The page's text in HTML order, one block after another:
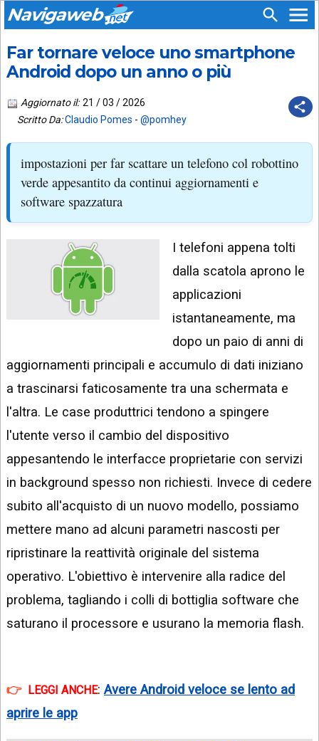
Navigaweb
HOME
SIAMO
SUPPORTO
CONTATTA
PIÙ
LETTI
ARCHIVIO
ARGOMENTI:
IPHONE
ANDROID
AI
APPS
APPS
TECNOLOGIA
STRUMENTI
WEB
SEGUICI
SU:
APP
ANDROID
EMAIL
TELEGRAM
TIKTOK
YOUTUBE
NEWS
LINKEDIN
Far tornare veloce uno smartphone
Android dopo un anno o più
Aggiornato il: 21 / 03 / 2026
Scritto Da:Claudio Pomes - @pomhey
impostazioni per far scattare un telefono col robottino
verde appesantito da continui aggiornamenti e
software spazzatura
I telefoni appena tolti
dalla scatola aprono le
applicazioni
istantaneamente, ma
dopo un paio di anni di
aggiornamenti principali e accumulo di dati iniziano
a trascinarsi faticosamente tra una schermata e
l'altra. Le case produttrici tendono a spingere
l'utente verso il cambio del dispositivo
appesantendo le interfacce proprietarie con servizi
in background spesso non richiesti. Invece di cedere
subito all'acquisto di un nuovo modello, possiamo
mettere mano ad alcuni parametri nascosti per
ripristinare la reattività originale del sistema
operativo. L'obiettivo è intervenire alla radice del
problema, tagliando i colli di bottiglia software che
saturano il processore e usurano la memoria flash.
LEGGI ANCHE:Avere Android veloce se lento ad
aprire le app